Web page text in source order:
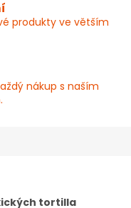
produkty ve větším
nákup s naším
tortilla